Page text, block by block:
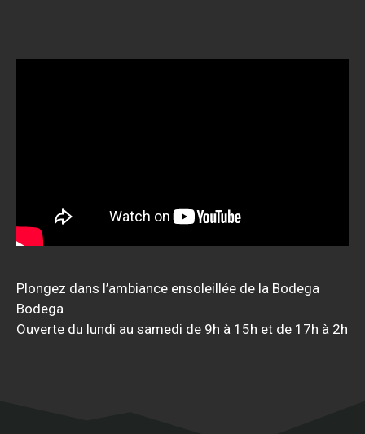
Plongez dans l’ambiance ensoleillée de la Bodega
Bodega
Ouverte du lundi au samedi de 9h à 15h et de 17h à 2h